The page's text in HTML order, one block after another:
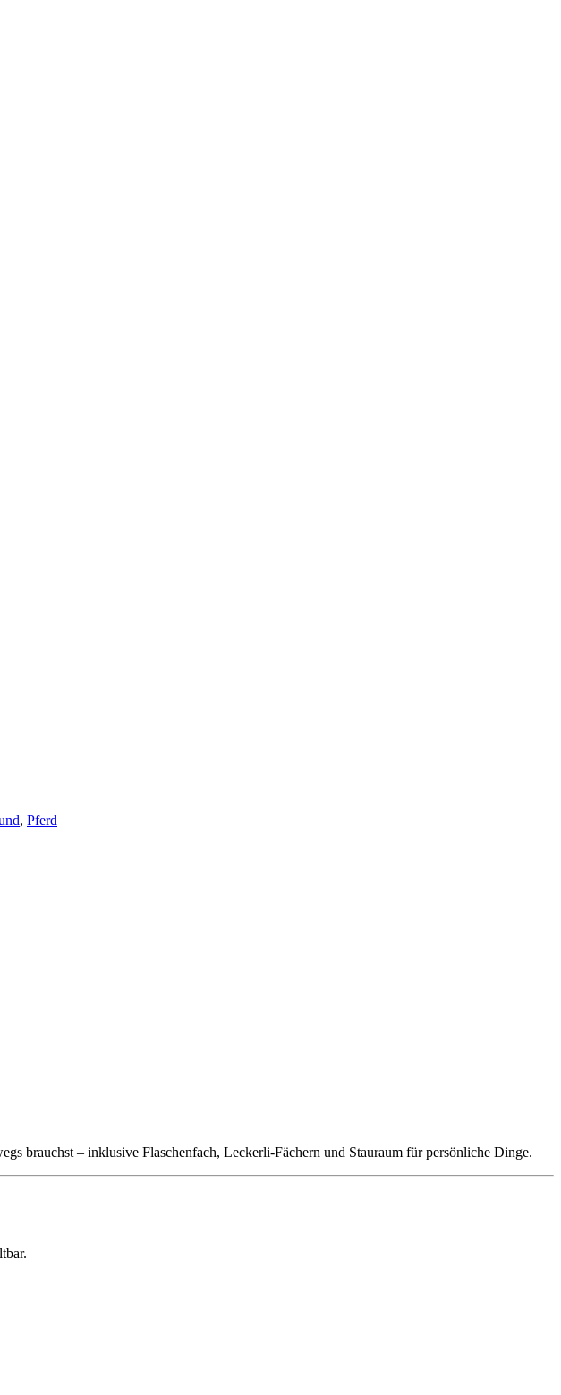
, Pferd
brauchst – inklusive Flaschenfach, Leckerli-Fächern und Stauraum für persönliche Dinge.